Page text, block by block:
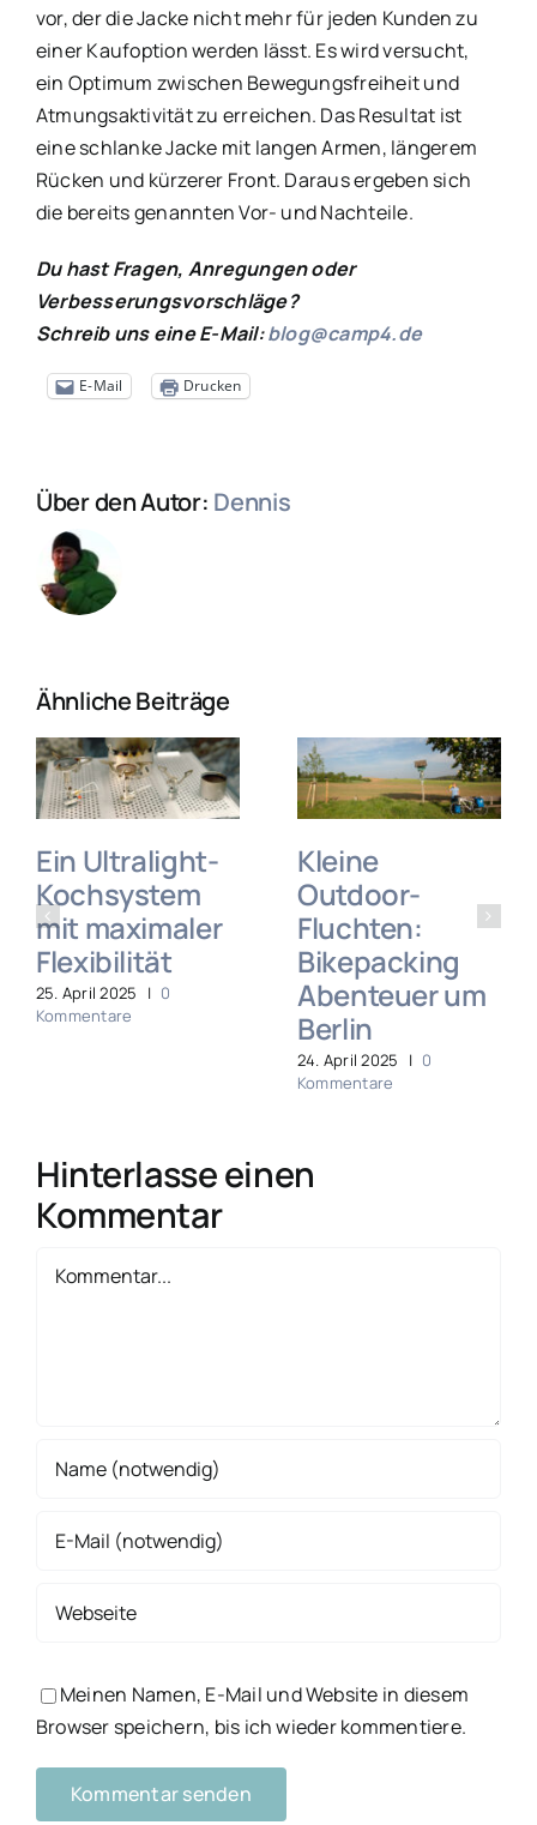
vor, der die Jacke nicht mehr für jeden Kunden zu
einer Kaufoption werden lässt. Es wird versucht,
ein Optimum zwischen Bewegungsfreiheit und
Atmungsaktivität zu erreichen. Das Resultat ist
eine schlanke Jacke mit langen Armen, längerem
Rücken und kürzerer Front. Daraus ergeben sich
die bereits genannten Vor- und Nachteile.
Du hast Fragen, Anregungen oder
Verbesserungsvorschläge?
Schreib uns eine E-Mail:blog@camp4.de
E-Mail Drucken
Über den Autor: Dennis
Ähnliche Beiträge
Ein Ultralight-
Kochsystem
mit maximaler
Flexibilität
25. April 2025 | 0
Kommentare
Kleine
Outdoor-
Fluchten:
Bikepacking
Abenteuer um
Berlin
24. April 2025 | 0
Kommentare
Hinterlasse einen
Kommentar
Meinen Namen, E-Mail und Website in diesem
Browser speichern, bis ich wieder kommentiere.